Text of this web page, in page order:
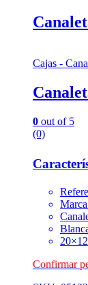
Cajas -
0 out of 5
(0)
20×12
Confirmar